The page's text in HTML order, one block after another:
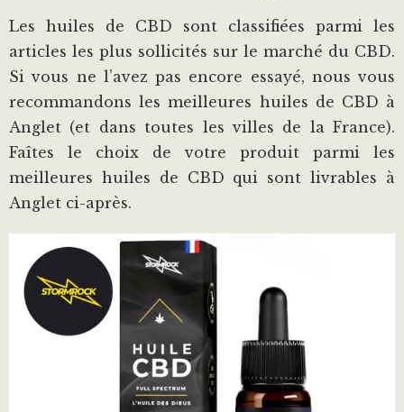
Les huiles de CBD sont classifiées parmi les
articles les plus sollicités sur le marché du CBD.
Si vous ne l’avez pas encore essayé, nous vous
recommandons les meilleures huiles de CBD à
Anglet (et dans toutes les villes de la France).
Faîtes le choix de votre produit parmi les
meilleures huiles de CBD qui sont livrables à
Anglet ci-après.